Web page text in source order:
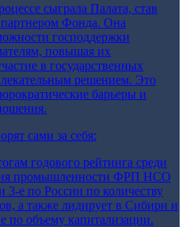
сыграла Палата, став
Фонда. Она
господдержки
повышая их
в государственных
решением. Это
барьеры и
сами за себя:
годового рейтинга среди
промышленности ФРП НСО
3-е по России по количеству
а также лидирует в Сибири и
по объему капитализации.